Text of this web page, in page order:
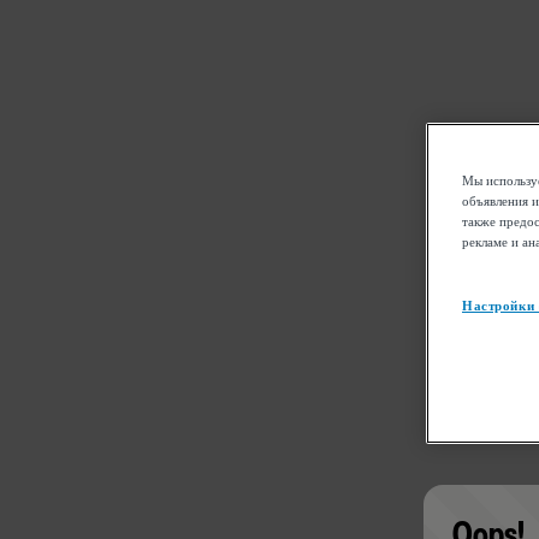
Мы
объявления
также
рекламе и